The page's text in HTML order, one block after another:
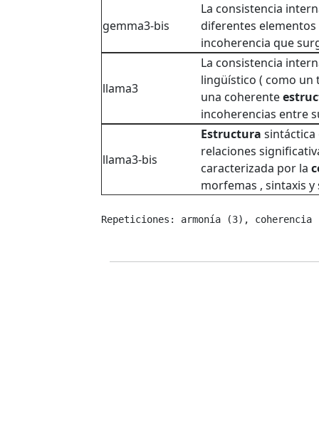
gemma3-bis
La consistencia
diferentes
incoherencia que
llama3
La consistencia
lingüístico ( como un
una coherente
incoherencias entre
llama3-bis
Estructura
relaciones
caracterizada por la
morfemas , sintaxis
Repeticiones: armonía (3),